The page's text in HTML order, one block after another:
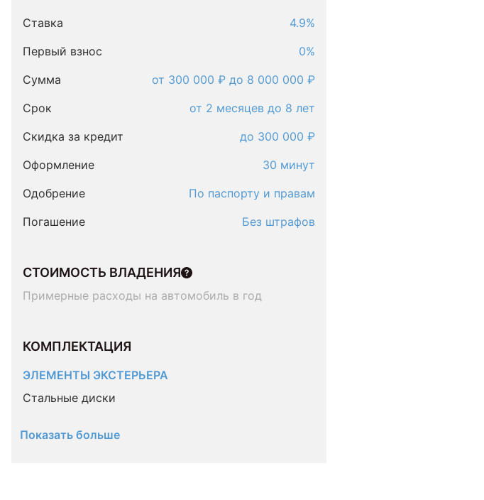
Ставка
4.9%
Первый взнос
0%
Сумма
от 300 000 ₽ до 8 000 000 ₽
Срок
от 2 месяцев до 8 лет
Скидка за кредит
до 300 000 ₽
Оформление
30 минут
Одобрение
По паспорту и правам
Погашение
Без штрафов
СТОИМОСТЬ ВЛАДЕНИЯ
Примерные расходы на автомобиль в год
КОМПЛЕКТАЦИЯ
ЭЛЕМЕНТЫ ЭКСТЕРЬЕРА
Стальные диски
Показать больше